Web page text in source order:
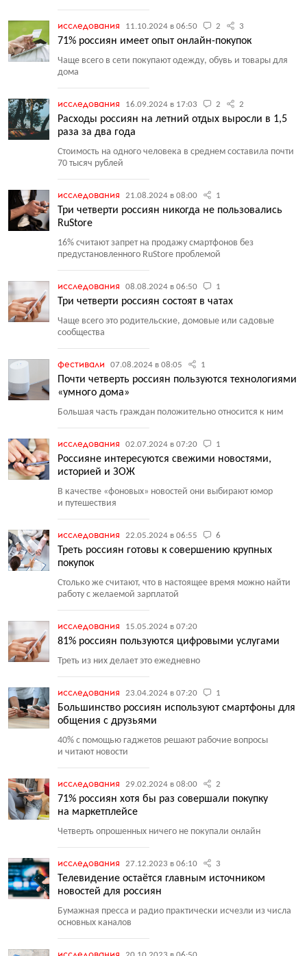
исследования 11.10.2024 в 06:50 2 3
71% россиян имеет опыт онлайн-покупок
Чаще всего в сети покупают одежду, обувь и товары для
дома
исследования 16.09.2024 в 17:03 2 2
Расходы россиян на летний отдых выросли в 1,5
раза за два года
Стоимость на одного человека в среднем составила почти
70 тысяч рублей
исследования 21.08.2024 в 08:00 1
Три четверти россиян никогда не пользовались
RuStore
16% считают запрет на продажу смартфонов без
предустановленного RuStore проблемой
исследования 08.08.2024 в 06:50 1
Три четверти россиян состоят в чатах
Чаще всего это родительские, домовые или садовые
сообщества
фестивали 07.08.2024 в 08:05 1
Почти четверть россиян пользуются технологиями
«умного дома»
Большая часть граждан положительно относится к ним
исследования 02.07.2024 в 07:20 1
Россияне интересуются свежими новостями,
историей и ЗОЖ
В качестве «фоновых» новостей они выбирают юмор
и путешествия
исследования 22.05.2024 в 06:55 6
Треть россиян готовы к совершению крупных
покупок
Столько же считают, что в настоящее время можно найти
работу с желаемой зарплатой
исследования 15.05.2024 в 07:20
81% россиян пользуются цифровыми услугами
Треть из них делает это ежедневно
исследования 23.04.2024 в 07:20 1
Большинство россиян используют смартфоны для
общения с друзьями
40% с помощью гаджетов решают рабочие вопросы
и читают новости
исследования 29.02.2024 в 08:00 2
71% россиян хотя бы раз совершали покупку
на маркетплейсе
Четверть опрошенных ничего не покупали онлайн
исследования 27.12.2023 в 06:10 3
Телевидение остаётся главным источником
новостей для россиян
Бумажная пресса и радио практически исчезли из числа
основных каналов